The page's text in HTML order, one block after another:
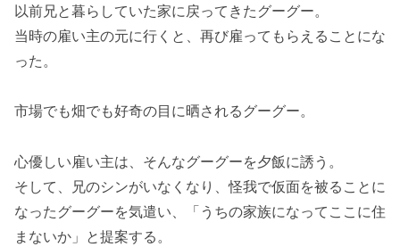
以前兄と暮らしていた家に戻ってきたグーグー。
当時の雇い主の元に行くと、再び雇ってもらえることにな
った。
市場でも畑でも好奇の目に晒されるグーグー。
心優しい雇い主は、そんなグーグーを夕飯に誘う。
そして、兄のシンがいなくなり、怪我で仮面を被ることに
なったグーグーを気遣い、「うちの家族になってここに住
まないか」と提案する。